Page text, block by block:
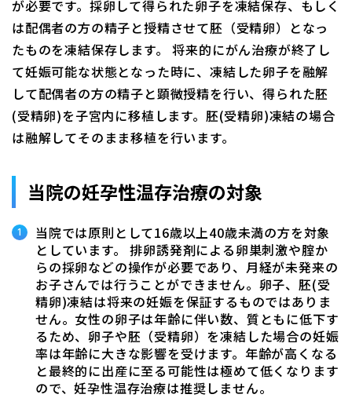
が必要です。採卵して得られた卵子を凍結保存、もしく
は配偶者の方の精子と授精させて胚（受精卵）となっ
たものを凍結保存します。 将来的にがん治療が終了し
て妊娠可能な状態となった時に、凍結した卵子を融解
して配偶者の方の精子と顕微授精を行い、得られた胚
(受精卵)を子宮内に移植します。胚(受精卵)凍結の場合
は融解してそのまま移植を行います。
当院の妊孕性温存治療の対象
当院では原則として16歳以上40歳未満の方を対象
としています。 排卵誘発剤による卵巣刺激や腟か
らの採卵などの操作が必要であり、月経が未発来の
お子さんでは行うことができません。卵子、胚(受
精卵)凍結は将来の妊娠を保証するものではありま
せん。女性の卵子は年齢に伴い数、質ともに低下す
るため、卵子や胚（受精卵）を凍結した場合の妊娠
率は年齢に大きな影響を受けます。年齢が高くなる
と最終的に出産に至る可能性は極めて低くなります
ので、妊孕性温存治療は推奨しません。